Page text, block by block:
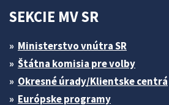
SEKCIE MV SR
Ministerstvo vnútra SR
Štátna komisia pre volby
Okresné úrady/Klientske centrá
Európske programy